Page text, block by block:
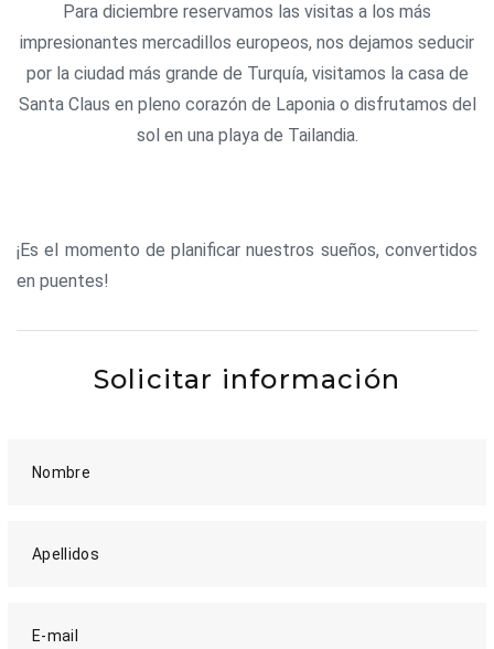
Para diciembre reservamos las visitas a los más
impresionantes mercadillos europeos, nos dejamos seducir
por la ciudad más grande de Turquía, visitamos la casa de
Santa Claus en pleno corazón de Laponia o disfrutamos del
sol en una playa de Tailandia.
¡Es el momento de planificar nuestros sueños, convertidos
en puentes!
Solicitar información
Nombre
Apellidos
E-mail